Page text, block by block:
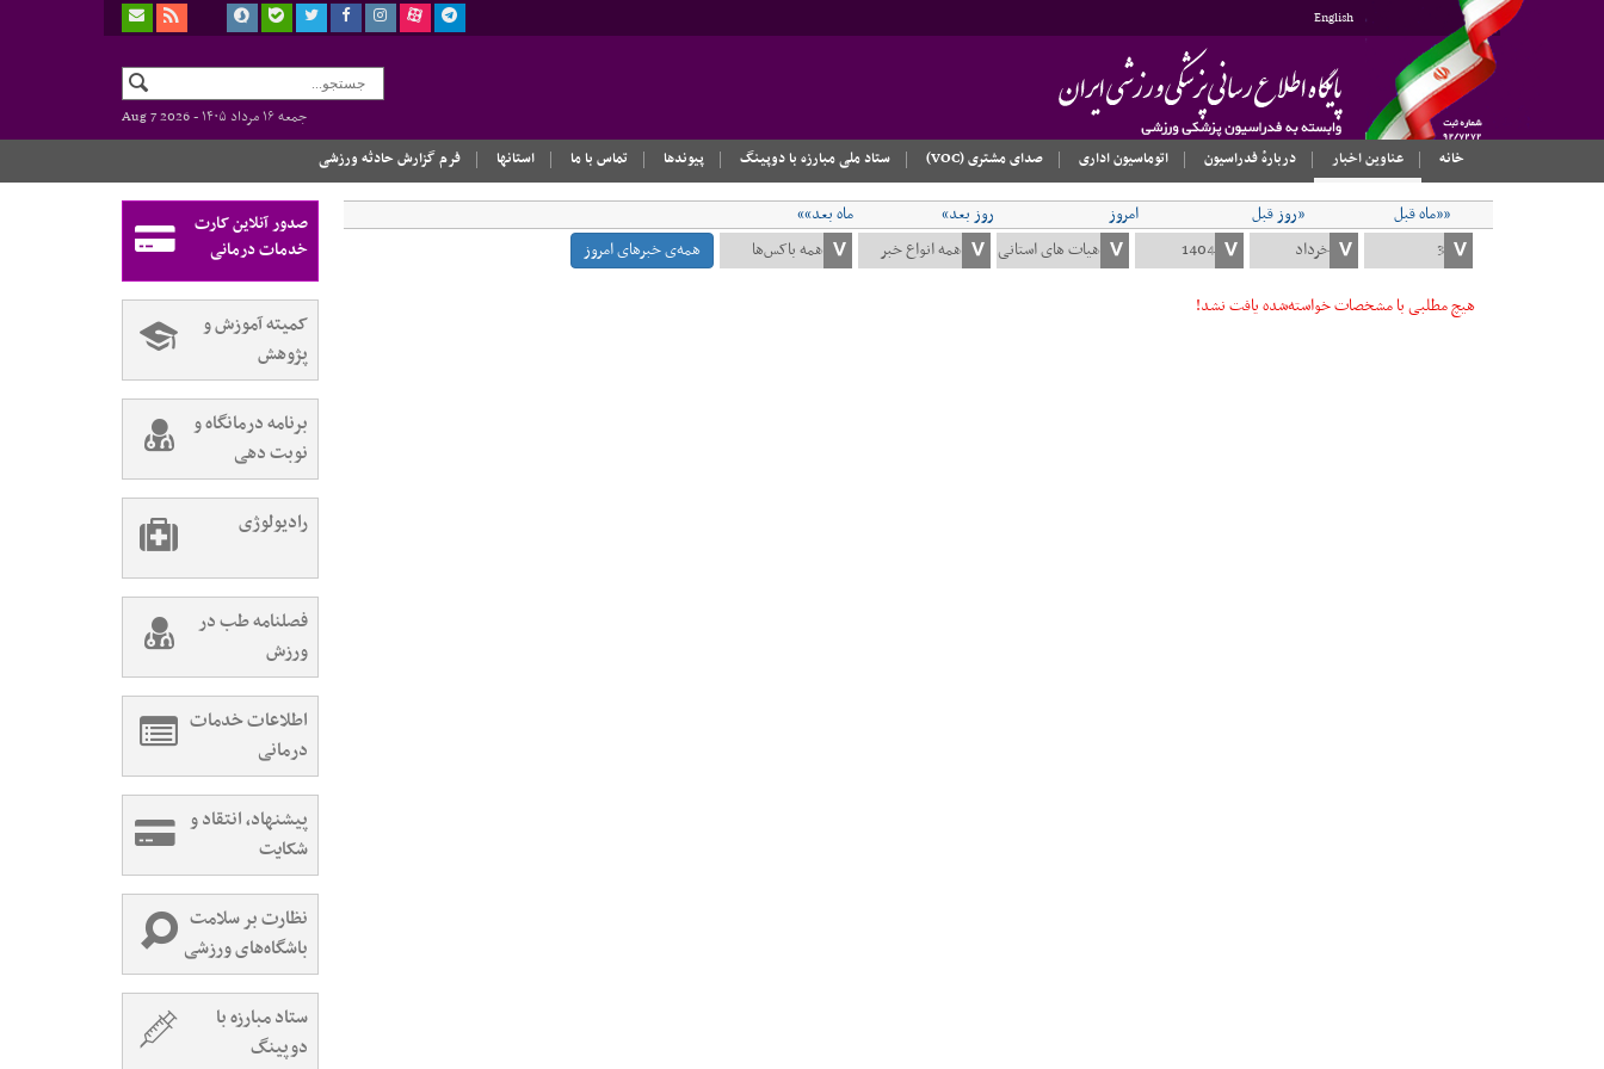
English
جمعه ۱۶ مرداد ۱۴۰۵ -
Aug 7 2026
خانه
عناوین اخبار دربارهٔ فدراسیون اتوماسیون اداری صدای مشتری (VOC) ستاد ملی مبارزه با دوپینگ پیوندها تماس با ما استانها فرم گزارش حادثه ورزشی
««ماه قبل «روز قبل امروز روز بعد»
ماه بعد»»
همه‌ی خبرهای امروز
هیچ مطلبی با مشخصات خواسته‌شده یافت نشد!
صدور آنلاین کارت
خدمات درمانی
کمیته آموزش و
پژوهش
برنامه درمانگاه و
نوبت دهی
رادیولوژی
فصلنامه طب در
ورزش
اطلاعات خدمات
درمانی
پیشنهاد، انتقاد و
شکایت
نظارت بر سلامت
باشگاه‌های ورزشی
ستاد مبارزه با
دوپینگ